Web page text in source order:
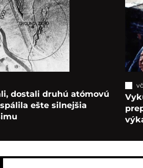
dostali druhú atómovú
ešte silnejšia